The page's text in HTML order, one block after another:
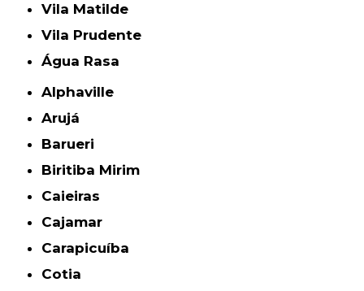
Vila Matilde
Vila Prudente
Água Rasa
Alphaville
Arujá
Barueri
Biritiba Mirim
Caieiras
Cajamar
Carapicuíba
Cotia